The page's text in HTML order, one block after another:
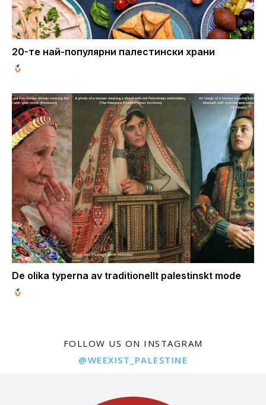
20-те най-популярни палестински храни
De olika typerna av traditionellt palestinskt mode
FOLLOW US ON INSTAGRAM
@WEEXIST_PALESTINE